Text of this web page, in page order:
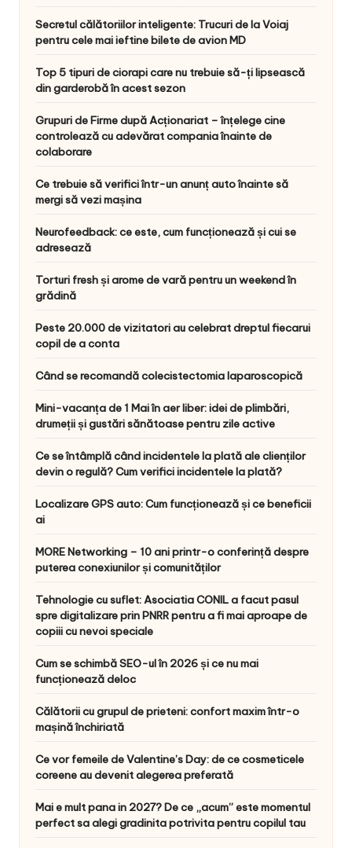
Secretul călătoriilor inteligente: Trucuri de la Voiaj
pentru cele mai ieftine bilete de avion MD
Top 5 tipuri de ciorapi care nu trebuie să-ți lipsească
din garderobă în acest sezon
Grupuri de Firme după Acționariat – înțelege cine
controlează cu adevărat compania înainte de
colaborare
Ce trebuie să verifici într-un anunț auto înainte să
mergi să vezi mașina
Neurofeedback: ce este, cum funcționează și cui se
adresează
Torturi fresh și arome de vară pentru un weekend în
grădină
Peste 20.000 de vizitatori au celebrat dreptul fiecarui
copil de a conta
Când se recomandă colecistectomia laparoscopică
Mini-vacanța de 1 Mai în aer liber: idei de plimbări,
drumeții și gustări sănătoase pentru zile active
Ce se întâmplă când incidentele la plată ale clienților
devin o regulă? Cum verifici incidentele la plată?
Localizare GPS auto: Cum funcționează și ce beneficii
ai
MORE Networking – 10 ani printr-o conferință despre
puterea conexiunilor și comunităților
Tehnologie cu suflet: Asociatia CONIL a facut pasul
spre digitalizare prin PNRR pentru a fi mai aproape de
copiii cu nevoi speciale
Cum se schimbă SEO-ul în 2026 și ce nu mai
funcționează deloc
Călătorii cu grupul de prieteni: confort maxim într-o
mașină închiriată
Ce vor femeile de Valentine’s Day: de ce cosmeticele
coreene au devenit alegerea preferată
Mai e mult pana in 2027? De ce „acum” este momentul
perfect sa alegi gradinita potrivita pentru copilul tau